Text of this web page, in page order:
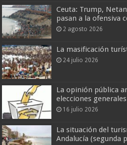
Ceuta: Trump,
pasan a la ofensiva
2 agosto 2026
La masificación
24 julio 2026
La opinión pública
elecciones generales
16 julio 2026
La situación del
Andalucía (segunda